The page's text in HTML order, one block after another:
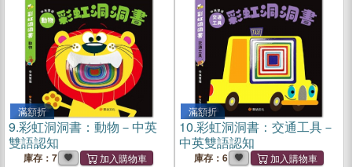
滿額折
9.彩虹洞洞書：動物－中英
雙語認知
庫存：7
滿額折
10.彩虹洞洞書：交通工具－
中英雙語認知
庫存：6